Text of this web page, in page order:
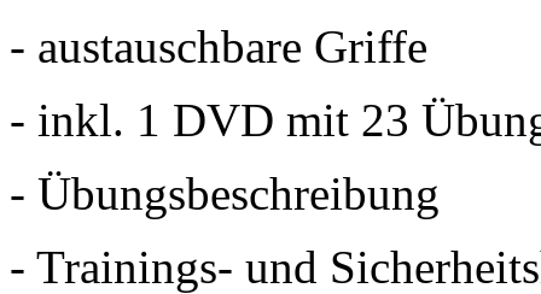
- austauschbare Griffe
- inkl. 1 DVD mit 23
- Übungsbeschreibung
- Trainings- und